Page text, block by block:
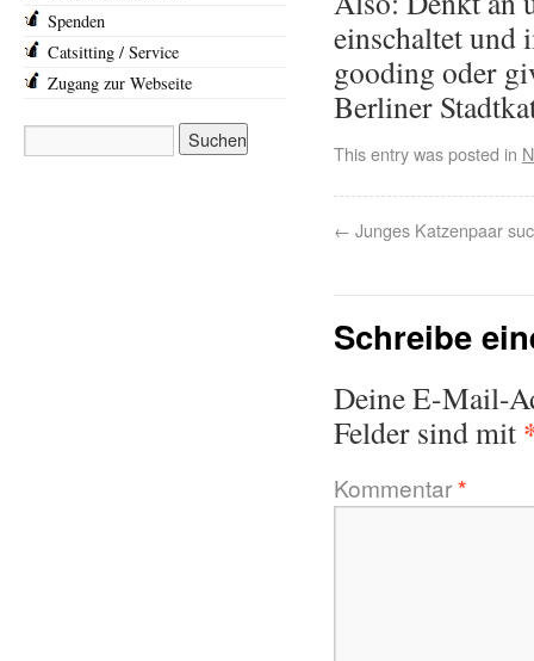
einschaltet und
gooding oder
Berliner
This entry was posted in
← Junges Katzenpaar
Schreibe
Deine E-Mail-
Felder sind mit
Kommentar*
Spenden
Catsitting / Service
Zugang zur Webseite